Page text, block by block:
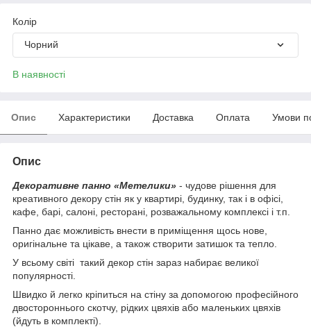
Колір
Чорний
В наявності
Опис Характеристики Доставка Оплата Умови
Опис
Декоративне панно «Метелики» - чудове рішення для
креативного декору стін як у квартирі, будинку, так і в офісі,
кафе, барі, салоні, ресторані, розважальному комплексі і т.п.
Панно дає можливість внести в приміщення щось нове,
оригінальне та цікаве, а також створити затишок та тепло.
У всьому світі такий декор стін зараз набирає великої
популярності.
Швидко й легко кріпиться на стіну за допомогою професійного
двостороннього скотчу, рідких цвяхів або маленьких цвяхів
(йдуть в комплекті).